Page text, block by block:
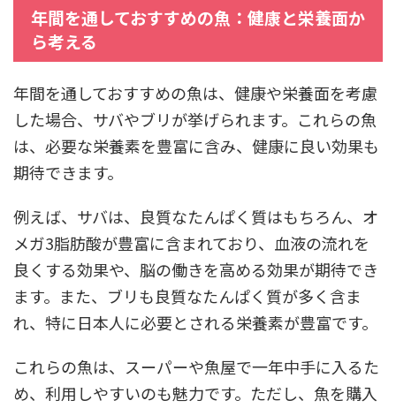
年間を通しておすすめの魚：健康と栄養面か
ら考える
年間を通しておすすめの魚は、健康や栄養面を考慮
した場合、サバやブリが挙げられます。これらの魚
は、必要な栄養素を豊富に含み、健康に良い効果も
期待できます。
例えば、サバは、良質なたんぱく質はもちろん、オ
メガ3脂肪酸が豊富に含まれており、血液の流れを
良くする効果や、脳の働きを高める効果が期待でき
ます。また、ブリも良質なたんぱく質が多く含ま
れ、特に日本人に必要とされる栄養素が豊富です。
これらの魚は、スーパーや魚屋で一年中手に入るた
め、利用しやすいのも魅力です。ただし、魚を購入